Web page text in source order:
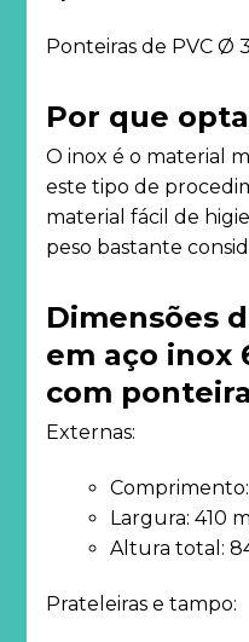
Ponteiras de PVC Ø
Por que
O inox é o material
este tipo de
material fácil de
peso bastante
Dimensões
em aço inox
com ponteira
Externas:
Largura: 410
Altura total:
Prateleiras e tampo: